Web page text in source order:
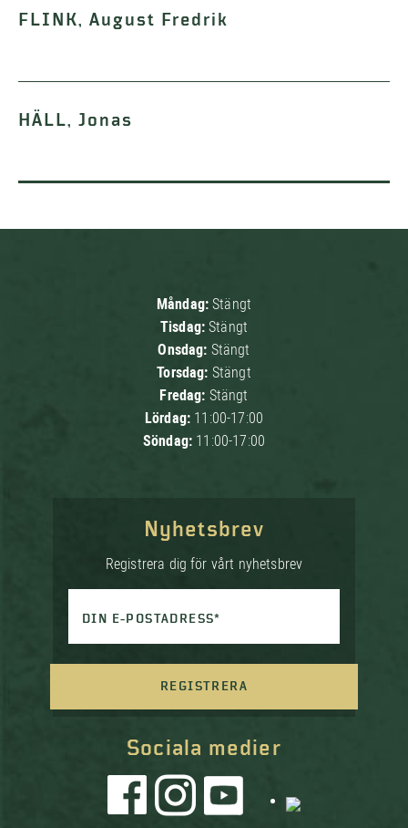
FLINK, August Fredrik
HÄLL, Jonas
Måndag:Stängt
Tisdag:Stängt
Onsdag: Stängt
Torsdag: Stängt
Fredag: Stängt
Lördag: 11:00-17:00
Söndag: 11:00-17:00
Sociala medier
Nyhetsbrev
Registrera dig för vårt nyhetsbrev
DIN E-POSTADRESS*
REGISTRERA